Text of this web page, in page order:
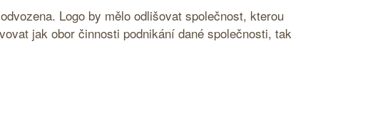
Logo by mělo odlišovat společnost, kterou
jak obor činnosti podnikání dané společnosti, tak